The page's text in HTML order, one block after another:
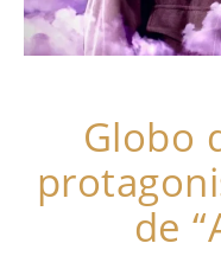
Globo
de